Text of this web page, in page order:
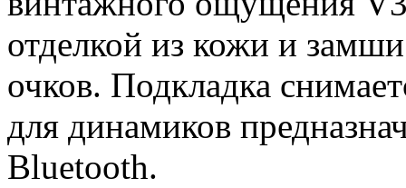
отделкой из кожи и
очков. Подкладка
для динамиков
Bluetooth.